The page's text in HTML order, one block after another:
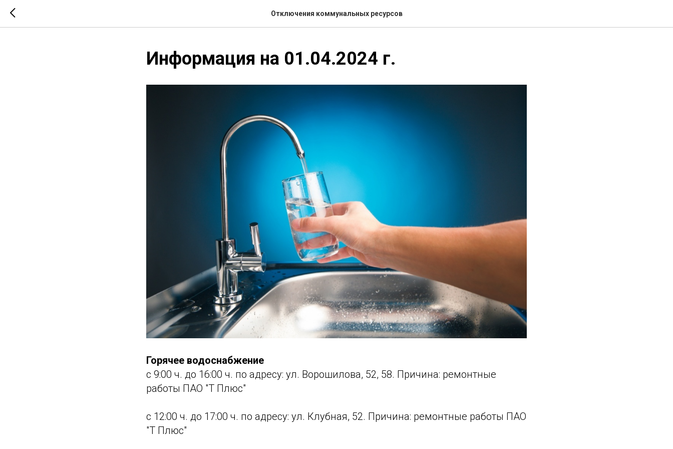
Отключения коммунальных ресурсов
Информация на 01.04.2024 г.
Горячее водоснабжение
с 9:00 ч. до 16:00 ч. по адресу: ул. Ворошилова, 52, 58. Причина: ремонтные
работы ПАО "Т Плюс"
с 12:00 ч. до 17:00 ч. по адресу: ул. Клубная, 52. Причина: ремонтные работы ПАО
"Т Плюс"